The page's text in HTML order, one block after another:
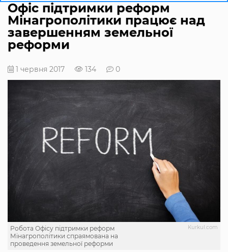
Офіс підтримки реформ
Мінагрополітики працює над
завершенням земельної
реформи
1 червня 2017 134 0
Kurkul.com
Робота Офісу підтримки реформ
Мінагрополітики спраямована на
проведення земельної реформи